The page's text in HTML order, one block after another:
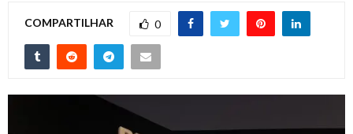
COMPARTILHAR 0